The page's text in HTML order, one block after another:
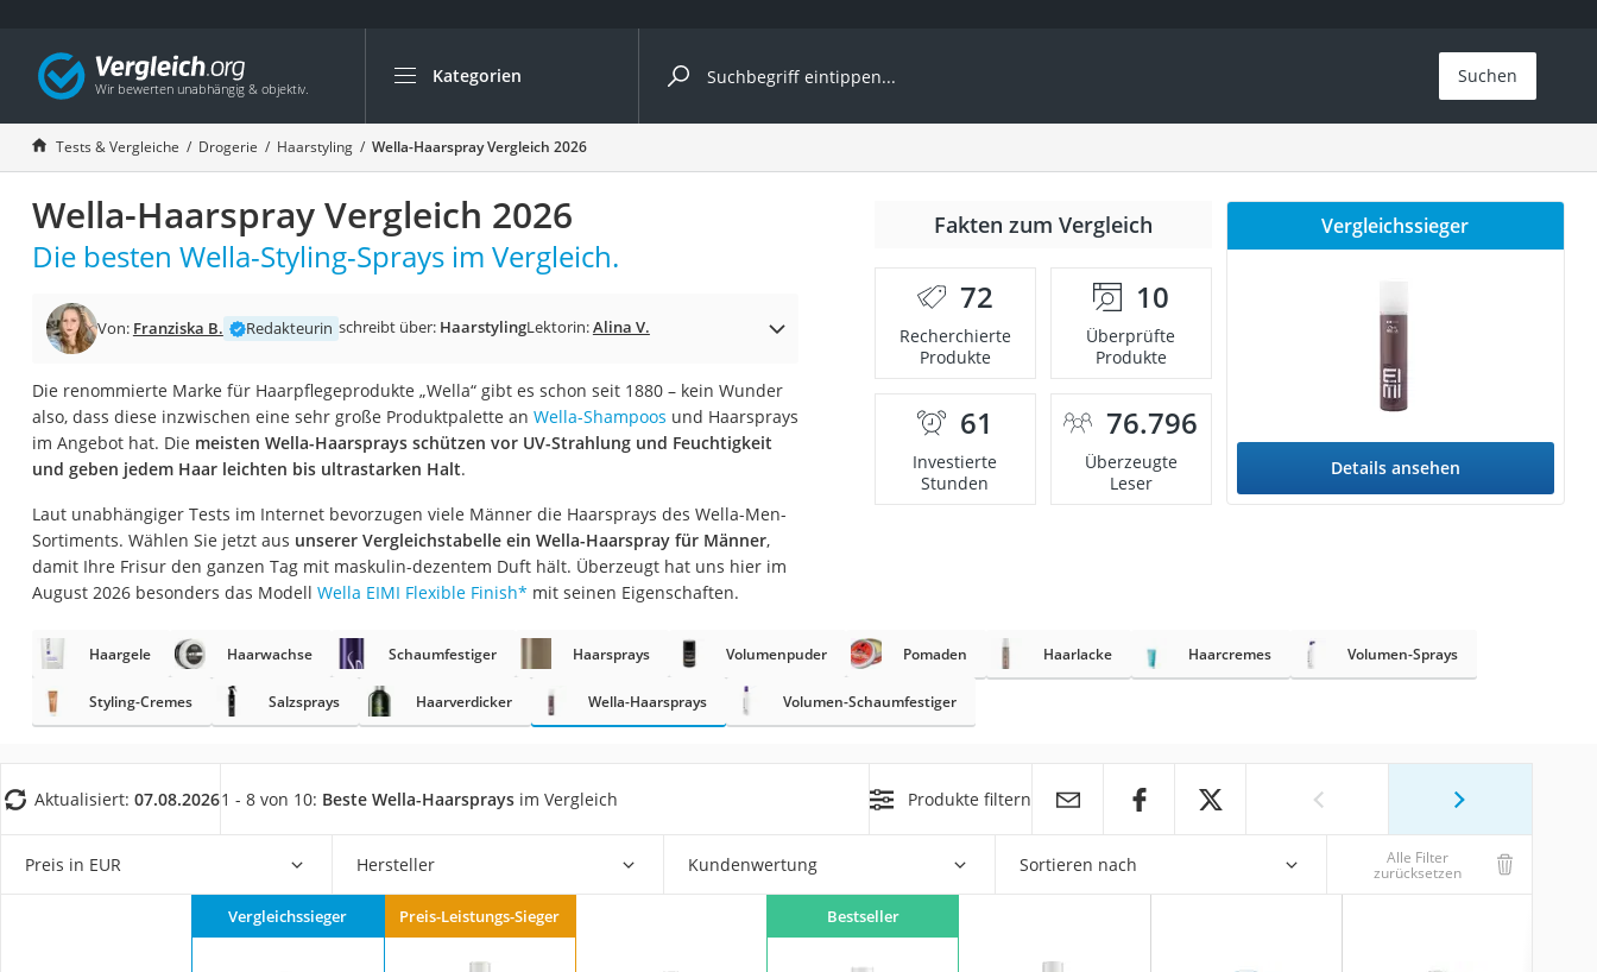
Kategorien
Die beliebtesten Vergleiche nach Kategorie
Drogerie
Inhalator
Haarschneider
Rollator
Braun Rasierer
Katzenklappe (Chip)
Masturbator
Massagepistole
Epilierer
Reisehaartrockner
Eiweißpulver
Magnesiumpräparat
Nackenmassagegerät
Zeckenschutz Katze
Schildkrötenhaus
Mineralfutter Pferd
Massagegerät
Service
Suchen
Tests & Vergleiche Drogerie Haarstyling Wella-Haarspray Vergleich 2026
Wella-Haarspray Vergleich 2026
Die besten Wella-Styling-Sprays im Vergleich.
Von: Franziska B. Redakteurin schreibt über: HaarstylingLektorin:Alina V.
Die renommierte Marke für Haarpflegeprodukte „Wella“ gibt es schon seit 1880 – kein Wunder
also, dass diese inzwischen eine sehr große Produktpalette an Wella-Shampoos und Haarsprays
im Angebot hat. Die meisten Wella-Haarsprays schützen vor UV-Strahlung und Feuchtigkeit
und geben jedem Haar leichten bis ultrastarken Halt.
Laut unabhängiger Tests im Internet bevorzugen viele Männer die Haarsprays des Wella-Men-
Sortiments. Wählen Sie jetzt aus unserer Vergleichstabelle ein Wella-Haarspray für Männer,
damit Ihre Frisur den ganzen Tag mit maskulin-dezentem Duft hält. Überzeugt hat uns hier im
August 2026 besonders das Modell Wella EIMI Flexible Finish* mit seinen Eigenschaften.
Fakten zum Vergleich
72
Recherchierte
Produkte
10
Überprüfte
Produkte
61
Investierte
Stunden
76.796
Überzeugte
Leser
Vergleichssieger
Details ansehen
Haargele Haarwachse Schaumfestiger Haarsprays Volumenpuder Pomaden Haarlacke Haarcremes Volumen-Sprays
Styling-Cremes Salzsprays Haarverdicker Wella-Haarsprays Volumen-Schaumfestiger
Aktualisiert: 07.08.20261 - 8 von 10: Beste Wella-Haarsprays im Vergleich Produkte filtern
Preis in EUR Hersteller Kundenwertung Sortieren nach Alle Filter
zurücksetzen
Vergleichssieger Preis-Leistungs-Sieger Bestseller